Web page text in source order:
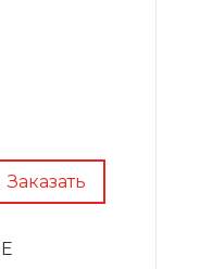
Заказать